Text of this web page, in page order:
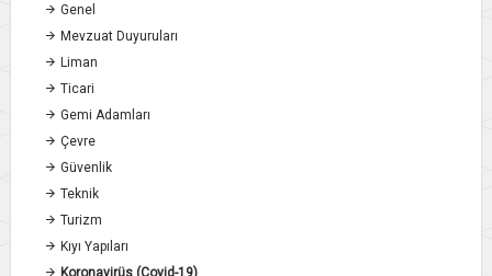
Genel
Mevzuat Duyuruları
Liman
Ticari
Gemi Adamları
Çevre
Güvenlik
Teknik
Turizm
Kıyı Yapıları
Koronavirüs (Covid-19)